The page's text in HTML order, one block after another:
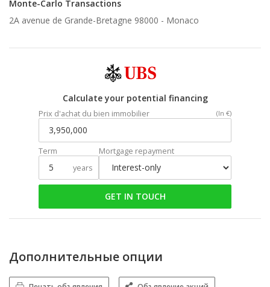
Monte-Carlo Transactions
2A avenue de Grande-Bretagne 98000 - Monaco
Calculate your potential financing
Prix d'achat du bien immobilier (In €)
Term
years
Mortgage repayment
GET IN TOUCH
Дополнительные опции